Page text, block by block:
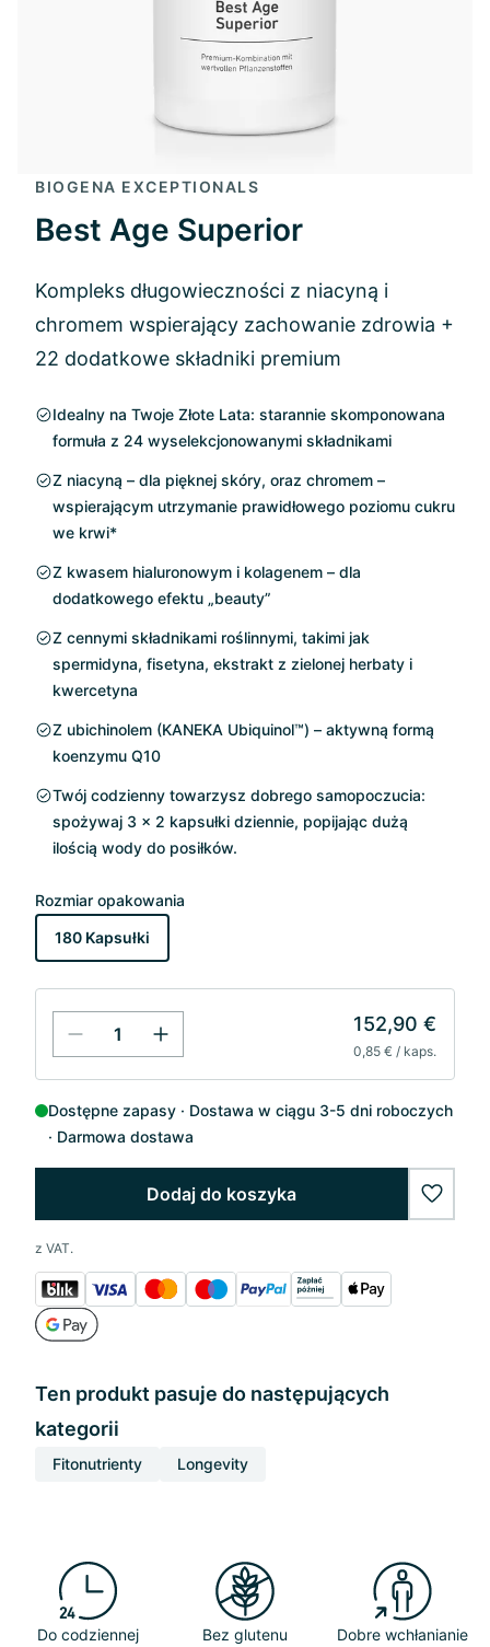
BIOGENA EXCEPTIONALS
Best Age Superior
Kompleks długowieczności z niacyną i
chromem wspierający zachowanie zdrowia +
22 dodatkowe składniki premium
Idealny na Twoje Złote Lata: starannie skomponowana
formuła z 24 wyselekcjonowanymi składnikami
Z niacyną – dla pięknej skóry, oraz chromem –
wspierającym utrzymanie prawidłowego poziomu cukru
we krwi*
Z kwasem hialuronowym i kolagenem – dla
dodatkowego efektu „beauty”
Z cennymi składnikami roślinnymi, takimi jak
spermidyna, fisetyna, ekstrakt z zielonej herbaty i
kwercetyna
Z ubichinolem (KANEKA Ubiquinol™) – aktywną formą
koenzymu Q10
Twój codzienny towarzysz dobrego samopoczucia:
spożywaj 3 x 2 kapsułki dziennie, popijając dużą
ilością wody do posiłków.
Rozmiar opakowania
180 Kapsułki
152,90 €
0,85 € / kaps.
Dostępne zapasy
Dostawa w ciągu 3-5 dni roboczych
Darmowa dostawa
Dodaj do koszyka
z VAT.
Ten produkt pasuje do następujących
kategorii
Fitonutrienty Longevity
Do codziennej
Bez glutenu
Dobre wchłanianie